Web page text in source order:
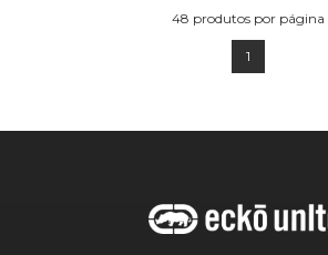
48 produtos por página
1